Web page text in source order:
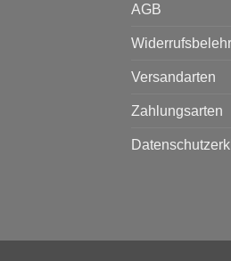
AGB
Versandarten
Zahlungsarten